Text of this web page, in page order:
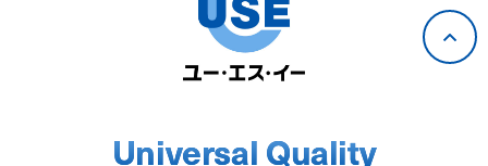
Universal Quality